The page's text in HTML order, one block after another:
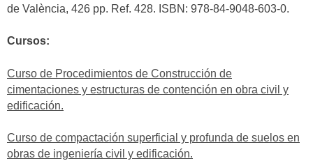
de València, 426 pp. Ref. 428. ISBN: 978-84-9048-603-0.
Cursos:
Curso de Procedimientos de Construcción de
cimentaciones y estructuras de contención en obra civil y
edificación.
Curso de compactación superficial y profunda de suelos en
obras de ingeniería civil y edificación.